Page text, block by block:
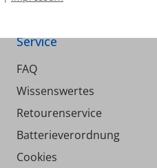
Temperaturanzeige
Uhr an Zeitzonen
5 Stunden) - Obere und
Grenzwerte für die
Service
FAQ
Wissenswertes
Retourenservice
Batterieverordnung
Cookies